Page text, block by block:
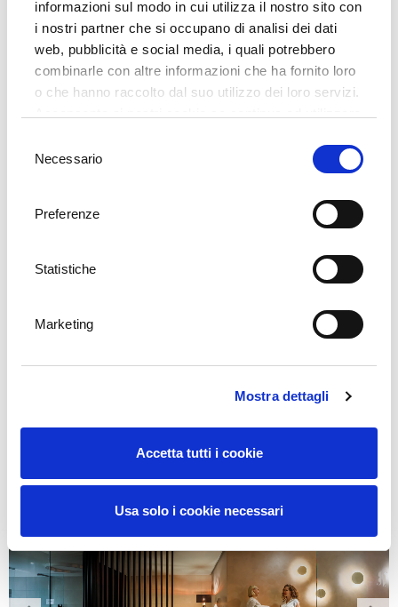
informazioni sul modo in cui utilizza il nostro sito con
i nostri partner che si occupano di analisi dei dati
web, pubblicità e social media, i quali potrebbero
combinarle con altre informazioni che ha fornito loro
o che hanno raccolto dal suo utilizzo dei loro servizi.
delNecessario
Preferenze
Statistiche
Marketing
Mostra dettagli
Accetta tutti i cookie
Usa solo i cookie necessari
l'elevato livello dei servizi, interni moderni
276,00 €per notte